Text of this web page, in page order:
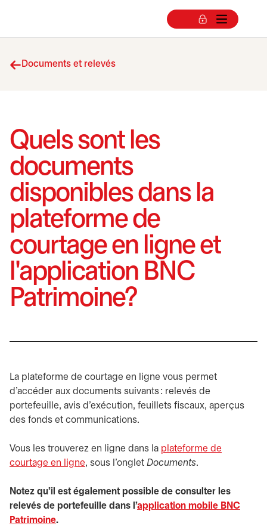
Documents et relevés
Quels sont les
documents
disponibles dans la
plateforme de
courtage en ligne et
l'application BNC
Patrimoine?
La plateforme de courtage en ligne vous permet
d’accéder aux documents suivants : relevés de
portefeuille, avis d’exécution, feuillets fiscaux, aperçus
des fonds et communications.
Vous les trouverez en ligne dans la plateforme de
courtage en lignes’ouvre dans un nouvel onglet
, sous l’onglet Documents.
Notez qu’il est également possible de consulter les
relevés de portefeuille dans l’application mobile BNC
Patrimoine.